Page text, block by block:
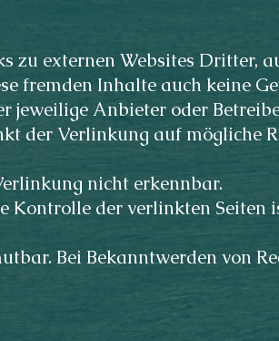
zu externen Websites Dritter,
fremden Inhalte auch keine
jeweilige Anbieter oder
der Verlinkung auf mögliche
nicht erkennbar.
Kontrolle der verlinkten Seiten
Bei Bekanntwerden von